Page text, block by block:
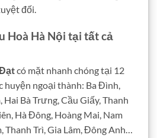
đối.
Hoà Hà Nội tại tất cả
có mặt nhanh chóng tại 12
huyện ngoại thành: Ba Đình,
Bà Trưng, Cầu Giấy, Thanh
Hà Đông, Hoàng Mai, Nam
Thanh Trì, Gia Lâm, Đông Anh…